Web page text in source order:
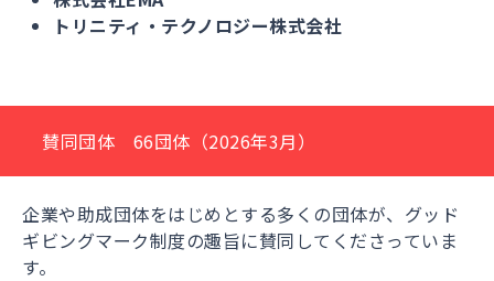
トリニティ・テクノロジー株式会社
賛同団体 66団体（2026年3月）
企業や助成団体をはじめとする多くの団体が、グッド
ギビングマーク制度の趣旨に賛同してくださっていま
す。